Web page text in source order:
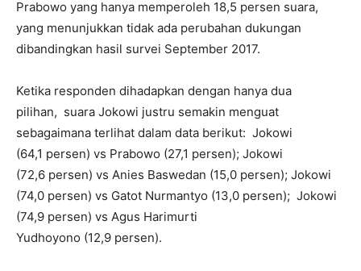
Prabowo yang hanya memperoleh 18,5 persen suara,
yang menunjukkan tidak ada perubahan dukungan
dibandingkan hasil survei September 2017.
Ketika responden dihadapkan dengan hanya dua
pilihan, suara Jokowi justru semakin menguat
sebagaimana terlihat dalam data berikut: Jokowi
(64,1 persen) vs Prabowo (27,1 persen); Jokowi
(72,6 persen) vs Anies Baswedan (15,0 persen); Jokowi
(74,0 persen) vs Gatot Nurmantyo (13,0 persen); Jokowi
(74,9 persen) vs Agus Harimurti
Yudhoyono (12,9 persen).